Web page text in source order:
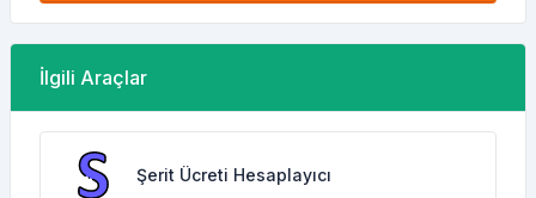
İlgili Araçlar
Şerit Ücreti Hesaplayıcı